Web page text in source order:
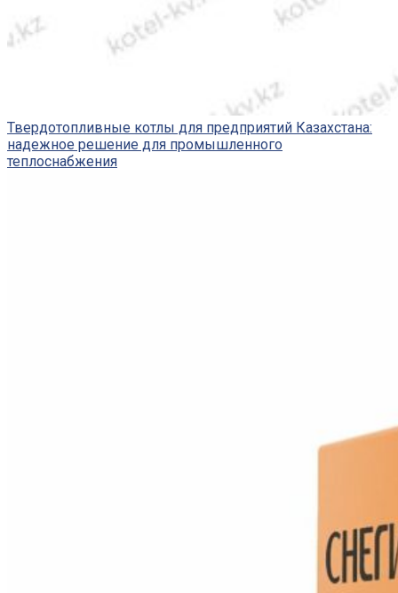
Твердотопливные котлы для предприятий Казахстана:
надежное решение для промышленного
теплоснабжения